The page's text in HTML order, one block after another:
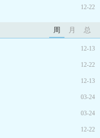
12-22
周 月 总
12-13
12-22
12-13
03-24
03-24
12-22